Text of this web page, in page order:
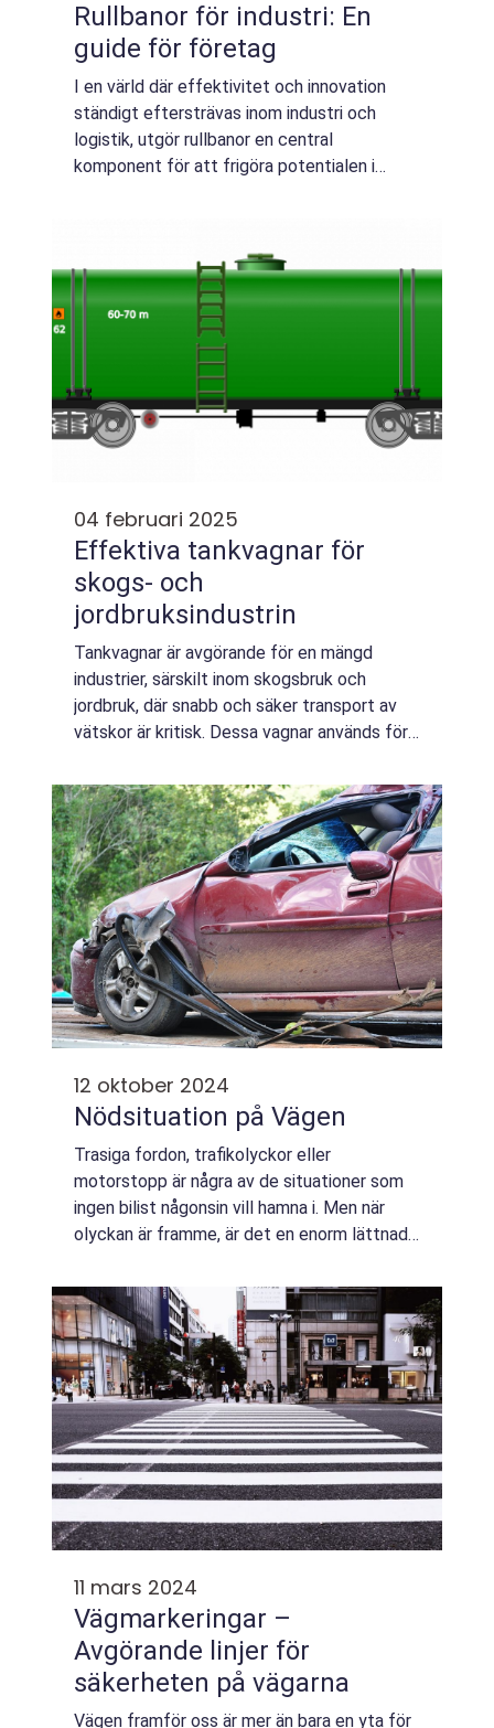
Rullbanor för industri: En
guide för företag
I en värld där effektivitet och innovation
ständigt eftersträvas inom industri och
logistik, utgör rullbanor en central
komponent för att frigöra potentialen i
04 februari 2025
Effektiva tankvagnar för
skogs- och
jordbruksindustrin
Tankvagnar är avgörande för en mängd
industrier, särskilt inom skogsbruk och
jordbruk, där snabb och säker transport av
vätskor är kritisk. Dessa vagnar används för
12 oktober 2024
Nödsituation på Vägen
Trasiga fordon, trafikolyckor eller
motorstopp är några av de situationer som
ingen bilist någonsin vill hamna i. Men när
olyckan är framme, är det en enorm lättnad
11 mars 2024
Vägmarkeringar –
Avgörande linjer för
säkerheten på vägarna
Vägen framför oss är mer än bara en yta för